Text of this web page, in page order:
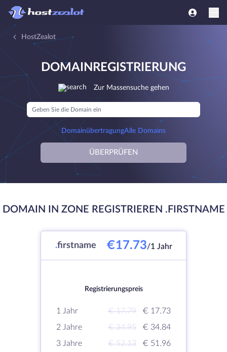
HostZealot
DOMAINREGISTRIERUNG
Zur Massensuche gehen
DomainübertragungAlle Domains
ÜBERPRÜFEN
DOMAIN IN ZONE REGISTRIEREN .FIRSTNAME
.firstname €17.73/1 Jahr
Registrierungspreis
1 Jahr € 17.79
€ 17.73
2 Jahre
€ 34.95
€ 34.84
3 Jahre
€ 52.13
€ 51.96